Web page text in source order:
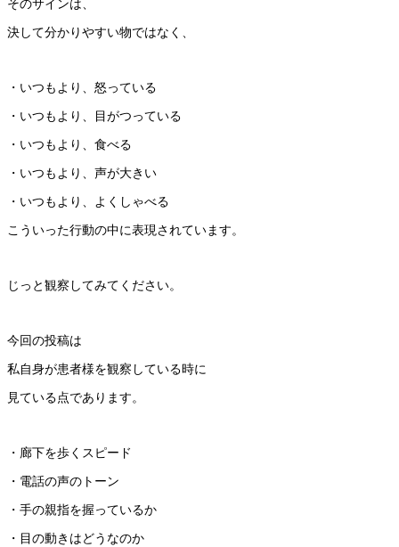
そのサインは、
決して分かりやすい物ではなく、
・いつもより、怒っている
・いつもより、目がつっている
・いつもより、食べる
・いつもより、声が大きい
・いつもより、よくしゃべる
こういった行動の中に表現されています。
じっと観察してみてください。
今回の投稿は
私自身が患者様を観察している時に
見ている点であります。
・廊下を歩くスピード
・電話の声のトーン
・手の親指を握っているか
・目の動きはどうなのか